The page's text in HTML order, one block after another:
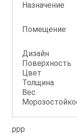
Назначение
Помещение
Дизайн
Поверхность
Цвет
Толщина
Вес
ppp